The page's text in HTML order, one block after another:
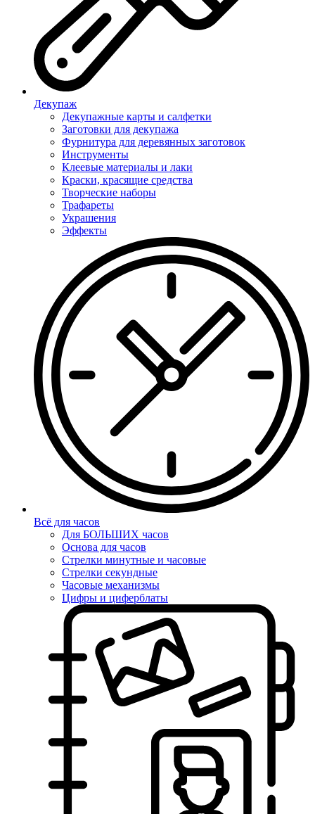
Декупаж
Декупажные карты и салфетки
Заготовки для декупажа
Фурнитура для деревянных заготовок
Инструменты
Клеевые материалы и лаки
Краски, красящие средства
Творческие наборы
Трафареты
Украшения
Эффекты
Всё для часов
Для БОЛЬШИХ часов
Основа для часов
Стрелки минутные и часовые
Стрелки секундные
Часовые механизмы
Цифры и циферблаты